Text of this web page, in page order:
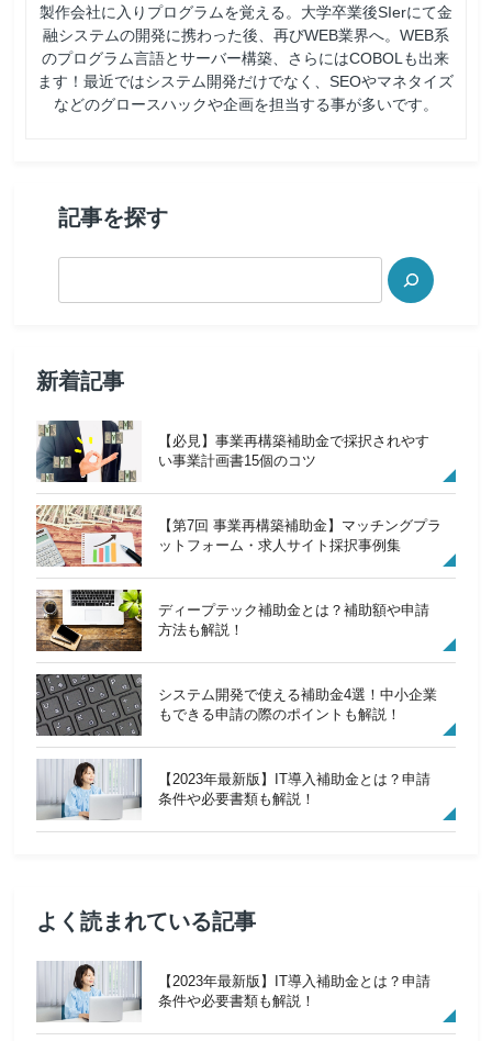
製作会社に入りプログラムを覚える。大学卒業後SIerにて金
融システムの開発に携わった後、再びWEB業界へ。WEB系
のプログラム言語とサーバー構築、さらにはCOBOLも出来
ます！最近ではシステム開発だけでなく、SEOやマネタイズ
などのグロースハックや企画を担当する事が多いです。
記事を探す
新着記事
【必見】事業再構築補助金で採択されやす
い事業計画書15個のコツ
【第7回 事業再構築補助金】マッチングプラ
ットフォーム・求人サイト採択事例集
ディープテック補助金とは？補助額や申請
方法も解説！
システム開発で使える補助金4選！中小企業
もできる申請の際のポイントも解説！
【2023年最新版】IT導入補助金とは？申請
条件や必要書類も解説！
よく読まれている記事
【2023年最新版】IT導入補助金とは？申請
条件や必要書類も解説！